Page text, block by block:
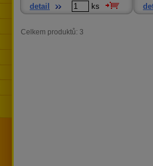
detail ks
Celkem produktů: 3